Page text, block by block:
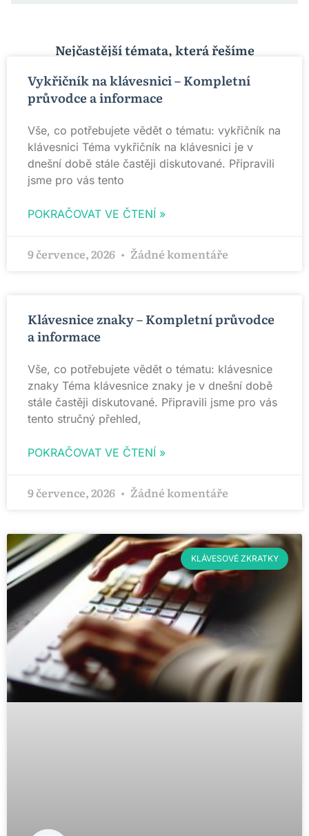
Nejčastější témata, která řešíme
Vykřičník na klávesnici – Kompletní
průvodce a informace
Vše, co potřebujete vědět o tématu: vykřičník na
klávesnici Téma vykřičník na klávesnici je v
dnešní době stále častěji diskutované. Připravili
jsme pro vás tento
POKRAČOVAT VE ČTENÍ »
9 července, 2026 Žádné komentáře
Klávesnice znaky – Kompletní průvodce
a informace
Vše, co potřebujete vědět o tématu: klávesnice
znaky Téma klávesnice znaky je v dnešní době
stále častěji diskutované. Připravili jsme pro vás
tento stručný přehled,
POKRAČOVAT VE ČTENÍ »
9 července, 2026 Žádné komentáře
KLÁVESOVÉ ZKRATKY